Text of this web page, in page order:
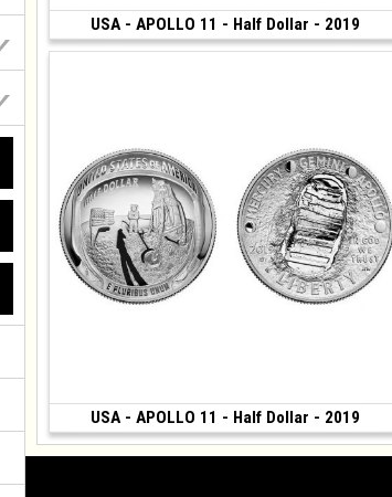
USA - APOLLO 11 - Half Dollar - 2019180 €
(2019 • San Francisco)
USA - APOLLO 11 - Half Dollar - 2019180 €
(2019 • San Francisco)